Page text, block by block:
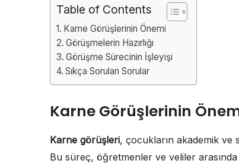
Table of Contents
Karne Görüşlerinin Önemi
Görüşmelerin Hazırlığı
Görüşme Sürecinin İşleyişi
Sıkça Sorulan Sorular
Karne Görüşlerinin
Karne görüşleri, çocukların akademik ve
Bu süreç, öğretmenler ve veliler